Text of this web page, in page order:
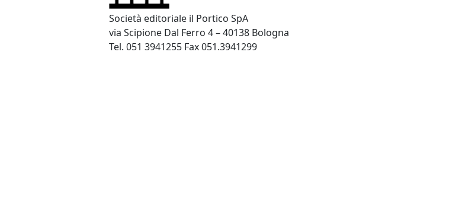
Società editoriale il Portico SpA
via Scipione Dal Ferro 4 – 40138 Bologna
Tel. 051 3941255 Fax 051.3941299